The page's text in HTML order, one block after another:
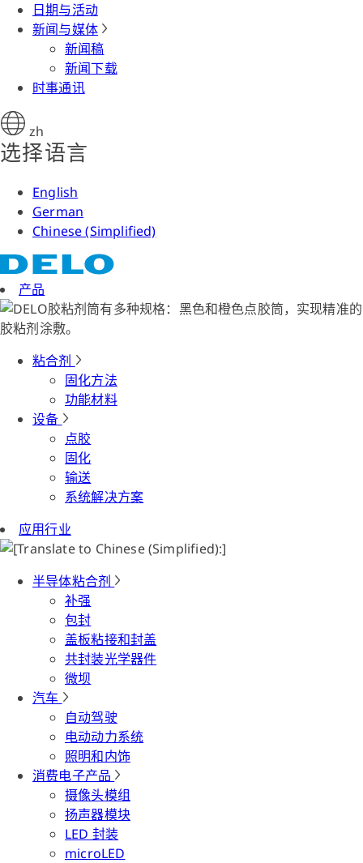
日期与活动
新闻与媒体
新闻稿
新闻下载
时事通讯
zh
选择语言
English
German
Chinese (Simplified)
产品
粘合剂
固化方法
功能材料
设备
点胶
固化
输送
系统解决方案
应用行业
半导体粘合剂
补强
包封
盖板粘接和封盖
共封装光学器件
微坝
汽车
自动驾驶
电动动力系统
照明和内饰
消费电子产品
摄像头模组
扬声器模块
LED 封装
microLED